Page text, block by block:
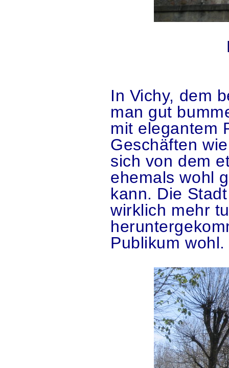
In Vichy, dem
man gut
mit elegantem
Geschäften
sich von dem
ehemals wohl
kann. Die
wirklich mehr
Publikum wohl.